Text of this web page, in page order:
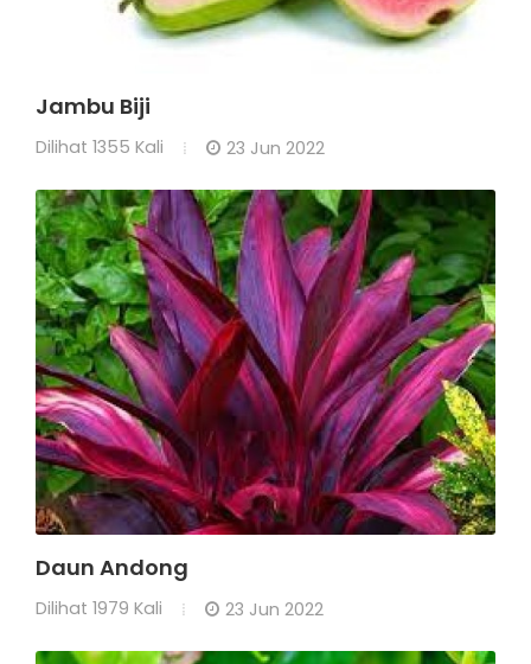
Jambu Biji
Dilihat 1355 Kali 23 Jun 2022
Daun Andong
Dilihat 1979 Kali 23 Jun 2022